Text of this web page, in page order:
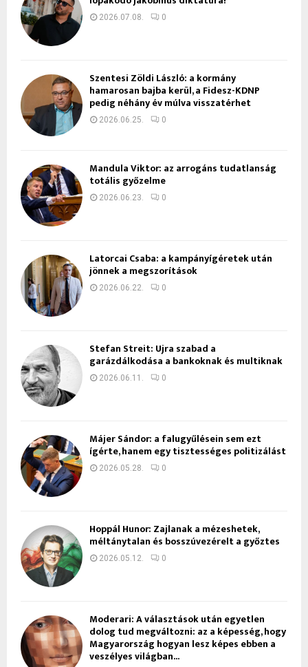
2026.07.08. 0
Szentesi Zöldi László: a kormány
hamarosan bajba kerül, a Fidesz-KDNP
pedig néhány év múlva visszatérhet
2026.06.25. 0
Mandula Viktor: az arrogáns tudatlanság
totális győzelme
2026.06.23. 0
Latorcai Csaba: a kampányígéretek után
jönnek a megszorítások
2026.06.22. 0
Stefan Streit: Újra szabad a
garázdálkodása a bankoknak és multiknak
2026.06.11. 0
Májer Sándor: a falugyűlésein sem ezt
ígérte, hanem egy tisztességes politizálást
2026.05.28. 0
Hoppál Hunor: Zajlanak a mézeshetek,
méltánytalan és bosszúvezérelt a győztes
2026.05.12. 0
Moderari: A választások után egyetlen
dolog tud megváltozni: az a képesség, hogy
Magyarország hogyan lesz képes ebben a
veszélyes világban...